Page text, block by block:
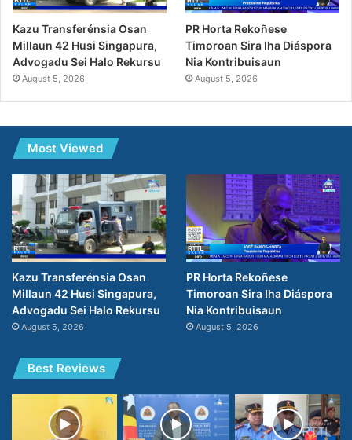
Kazu Transferénsia Osan
Millaun 42 Husi Singapura,
Advogadu Sei Halo Rekursu
August 5, 2026
PR Horta Rekoñese
Timoroan Sira Iha Diáspora
Nia Kontribuisaun
August 5, 2026
Most Viewed
Kazu Transferénsia Osan
Millaun 42 Husi Singapura,
Advogadu Sei Halo Rekursu
August 5, 2026
PR Horta Rekoñese
Timoroan Sira Iha Diáspora
Nia Kontribuisaun
August 5, 2026
Best Reviews